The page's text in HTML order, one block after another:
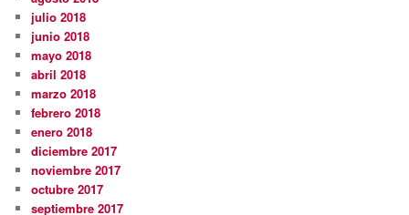
julio 2018
junio 2018
mayo 2018
abril 2018
marzo 2018
febrero 2018
enero 2018
diciembre 2017
noviembre 2017
octubre 2017
septiembre 2017